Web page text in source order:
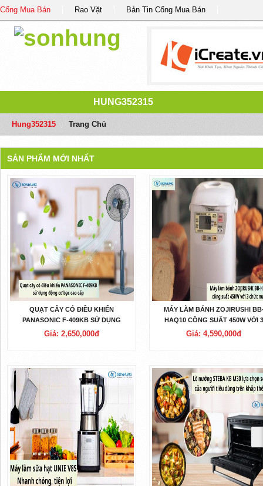
Cổng Mua Bán Rao Vặt Bản Tin Cổng Mua Bán
HUNG352315
Hung352315 Trang Chủ
SẢN PHẨM MỚI NHẤT
QUẠT CÂY CÓ ĐIỀU KHIỂN
PANASONIC F-409KB SỬ DỤNG
ĐỘNG CƠ BẠC ĐẠN CAO CẤP
Giá: 2,650,000đ
MÁY LÀM BÁNH ZOJIRUSHI
HAQ10 CÔNG SUẤT 450W VỚI 3
CHỨC NƯỚNG
Giá: 4,590,000đ